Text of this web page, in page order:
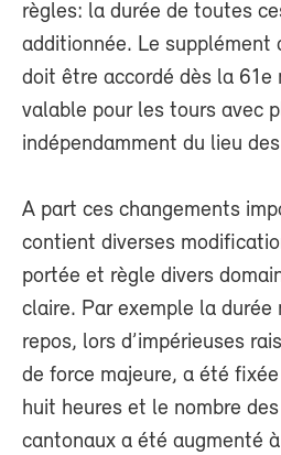
règles: la durée de toutes
additionnée. Le supplément
doit être accordé dès la 61e
valable pour les tours avec
indépendamment du lieu
A part ces changements
contient diverses
portée et règle divers
claire. Par exemple la durée
repos, lors d’impérieuses
de force majeure, a été
huit heures et le nombre
cantonaux a été augmenté